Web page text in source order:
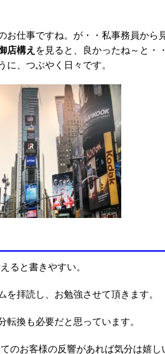
仕事ですね。が・・私事務員から見
店構え を見ると、良かったね～と・
、つぶやく日々です。
ると書きやすい。
拝読し、お勉強させて頂きます。
換も必要だと思っています。
のお客様の反響があれば気分は嬉し